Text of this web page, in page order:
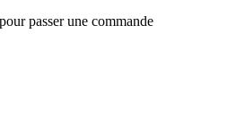
passer une commande